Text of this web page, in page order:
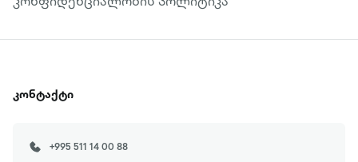
კონტაქტი
+995 511 14 00 88